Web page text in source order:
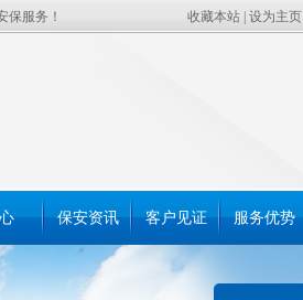
保服务！ 收藏本站 设为主页
保安资讯 客户见证 服务优势